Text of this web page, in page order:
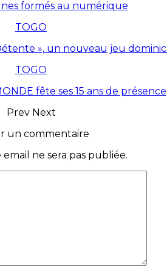
formés au numérique
TOGO
», un nouveau jeu
TOGO
fête ses 15 ans de présence
Prev Next
un commentaire
email ne sera pas publiée.